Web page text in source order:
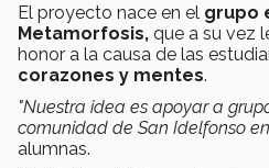
El proyecto nace en el grupo
Metamorfosis, que a su vez
honor a la causa de las
corazones y mentes.
"Nuestra idea es apoyar a
comunidad de San Idelfonso
alumnas.